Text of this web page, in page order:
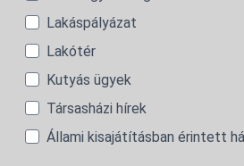
Lakáspályázat
Lakótér
Kutyás ügyek
Társasházi hírek
Állami kisajátításban érintett